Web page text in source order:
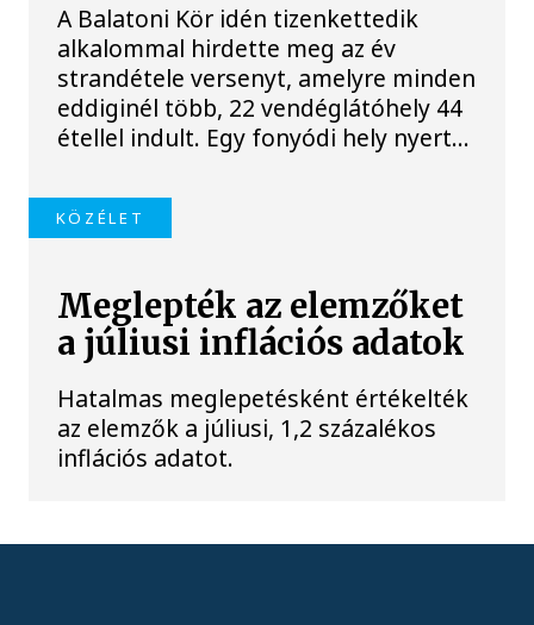
A Balatoni Kör idén tizenkettedik
alkalommal hirdette meg az év
strandétele versenyt, amelyre minden
eddiginél több, 22 vendéglátóhely 44
étellel indult. Egy fonyódi hely nyert...
KÖZÉLET
Meglepték az elemzőket
a júliusi inflációs adatok
Hatalmas meglepetésként értékelték
az elemzők a júliusi, 1,2 százalékos
inflációs adatot.